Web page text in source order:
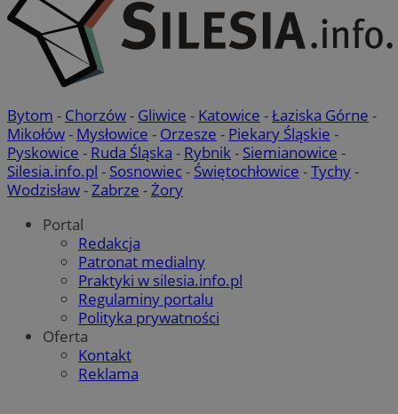
Bytom - Chorzów- Gliwice - Katowice -Łaziska Górne -
Mikołów- Mysłowice - Orzesze - Piekary Śląskie -
Pyskowice - Ruda Śląska - Rybnik- Siemianowice -
Silesia.info.pl - Sosnowiec- Świętochłowice -Tychy-
Wodzisław-Zabrze -Żory
Portal
Redakcja
Patronat medialny
Praktyki w silesia.info.pl
Regulaminy portalu
Polityka prywatności
Oferta
Kontakt
Reklama